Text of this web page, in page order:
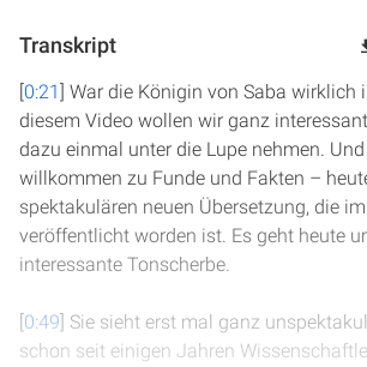
Transkript
[0:21] War die Königin von Saba wirklich
diesem Video wollen wir ganz
dazu einmal unter die Lupe nehmen.
willkommen zu Funde und Fakten –
spektakulären neuen Übersetzung, die
veröffentlicht worden ist. Es geht heute
interessante Tonscherbe.
[0:49] Sie sieht erst mal ganz
schon seit einigen Jahren